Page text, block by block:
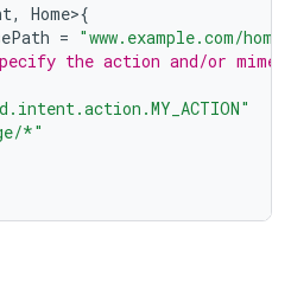
, Home>{
= "www.example.com/
the action and/or
*"